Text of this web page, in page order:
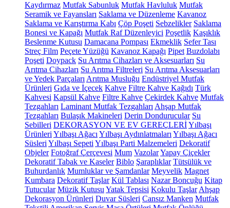
Kaydırmaz Mutfak Sabunluk Mutfak Havluluk Mutfak
Seramik ve Fayansları Saklama ve Düzenleme Kavanoz
Saklama ve Karıştırma Kabı Çöp Poşeti Sebzelikler Saklama
Bonesi ve Kapağı Mutfak Raf Düzenleyici Poşetlik Kaşıklık
Beslenme Kutusu Damacana Pompası Ekmeklik Sefer Tası
Streç Film Peçete Yüzüğü Kavanoz Kapağı Pipet Buzdolabı
Poşeti Doypack Su Arıtma Cihazları ve Aksesuarları Su
Arıtma Cihazları Su Arıtma Filtreleri Su Arıtma Aksesuarları
ve Yedek Parçaları Arıtma Musluğu Endüstriyel Mutfak
Ürünleri Gıda ve İçecek Kahve Filtre Kahve Kağıdı Türk
Kahvesi Kapsül Kahve Filtre Kahve Çekirdek Kahve Mutfak
Tezgahları Laminant Mutfak Tezgahları Ahşap Mutfak
Tezgahları Bulaşık Makineleri Derin Dondurucular Su
Sebilleri DEKORASYON VE EV GEREÇLERİYılbaşı
Ürünleri Yılbaşı Ağacı Yılbaşı Aydınlatmaları Yılbaşı Ağacı
Süsleri Yılbaşı Sepeti Yılbaşı Parti Malzemeleri Dekoratif
Objeler Fotoğraf Çerçevesi Mum VazolarYapay Çiçekler
Dekoratif Tabak ve Kaseler Biblo Şaraplıklar Tütsülük ve
Buhurdanlık Mumluklar ve Şamdanlar Meyvelik Magnet
Kumbara Dekoratif Taşlar Kül Tablası Nazar Boncuğu Kitap
Tutucular Müzik Kutusu Yatak Tepsisi Kokulu Taşlar Ahşap
Dekorasyon Ürünleri Duvar Süsleri Cansız Manken Mutfak